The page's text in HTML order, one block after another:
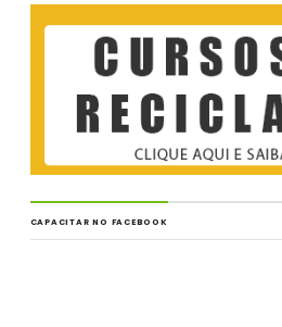
CAPACITAR NO FACEBOOK